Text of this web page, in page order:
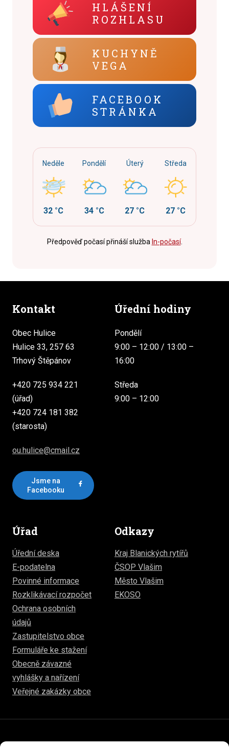
HLÁŠENÍ
ROZHLASU
KUCHYNĚ
VEGA
FACEBOOK
STRÁNKA
Neděle
32 °C
Pondělí
34 °C
Úterý
27 °C
Středa
27 °C
Předpověď počasí přináší služba In-počasí.
Kontakt
Obec Hulice
Hulice 33, 257 63
Trhový Štěpánov
+420 725 934 221
(úřad)
+420 724 181 382
(starosta)
ou.hulice@cmail.cz
Jsme na
Facebooku
Úřední hodiny
Pondělí
9:00 – 12:00 / 13:00 –
16:00
Středa
9:00 – 12:00
Úřad
Úřední deska
E-podatelna
Povinné informace
Rozklikávací rozpočet
Ochrana osobních
údajů
Zastupitelstvo obce
Formuláře ke stažení
Obecně závazné
vyhlášky a nařízení
Veřejné zakázky obce
Odkazy
Kraj Blanických rytířů
ČSOP Vlašim
Město Vlašim
EKOSO